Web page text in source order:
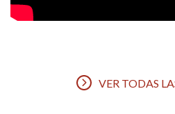
VER TODAS